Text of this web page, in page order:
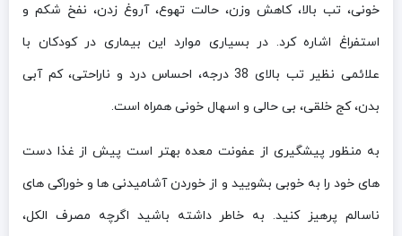
خونی، تب بالا، کاهش وزن، حالت تهوع، آروغ زدن، نفخ شکم و
استفراغ اشاره کرد. در بسیاری موارد این بیماری در کودکان با
علائمی نظیر تب بالای 38 درجه، احساس درد و ناراحتی، کم آبی
بدن، کج خلقی، بی حالی و اسهال خونی همراه است.
به منظور پیشگیری از عفونت معده بهتر است پیش از غذا دست
های خود را به خوبی بشویید و از خوردن آشامیدنی ها و خوراکی های
ناسالم پرهیز کنید. به خاطر داشته باشید اگرچه مصرف الکل،